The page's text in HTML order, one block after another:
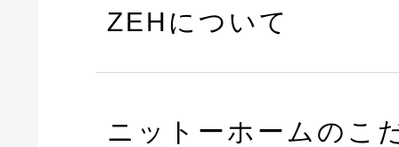
ZEHについて
ニットーホームのこ